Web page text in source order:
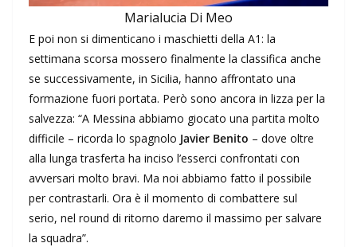
Marialucia Di Meo
E poi non si dimenticano i maschietti della A1: la
settimana scorsa mossero finalmente la classifica anche
se successivamente, in Sicilia, hanno affrontato una
formazione fuori portata. Però sono ancora in lizza per la
salvezza: “A Messina abbiamo giocato una partita molto
difficile – ricorda lo spagnolo Javier Benito – dove oltre
alla lunga trasferta ha inciso l’esserci confrontati con
avversari molto bravi. Ma noi abbiamo fatto il possibile
per contrastarli. Ora è il momento di combattere sul
serio, nel round di ritorno daremo il massimo per salvare
la squadra”.